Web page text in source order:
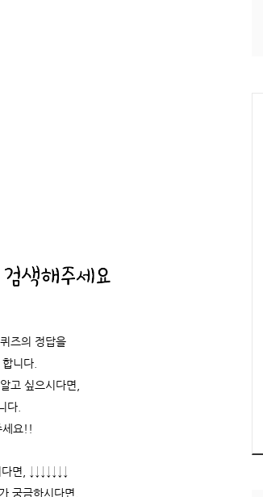
즈의 정답을
니다.
고 싶으시다면,
다.
세요!!
면, ↓↓↓↓↓↓↓
궁금하시다면,